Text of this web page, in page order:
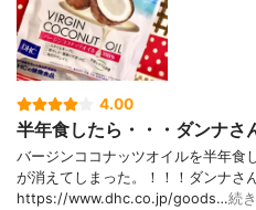
4.00
半年食したら・・・ダンナさ
バージンココナッツオイルを半年食
が消えてしまった。！！！ダンナさ
https://www.dhc.co.jp/goods…続